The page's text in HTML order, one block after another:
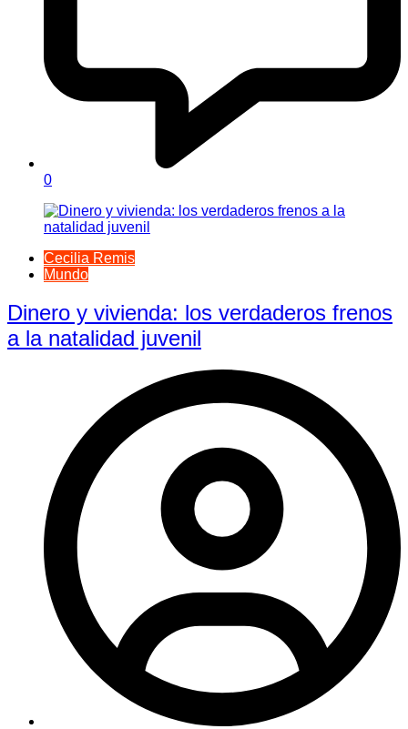
0
Cecilia Remis
Mundo
Dinero y vivienda: los verdaderos frenos
a la natalidad juvenil